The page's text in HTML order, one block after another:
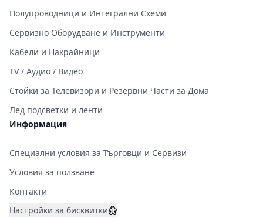
Полупроводници и Интегрални Схеми
Сервизно Оборудване и Инструменти
Кабели и Накрайници
TV / Аудио / Видео
Стойки за Телевизори и Резервни Части за Дома
Лед подсветки и ленти
Информация
Специални условия за Търговци и Сервизи
Условия за ползване
Контакти
Настройки за бисквитки